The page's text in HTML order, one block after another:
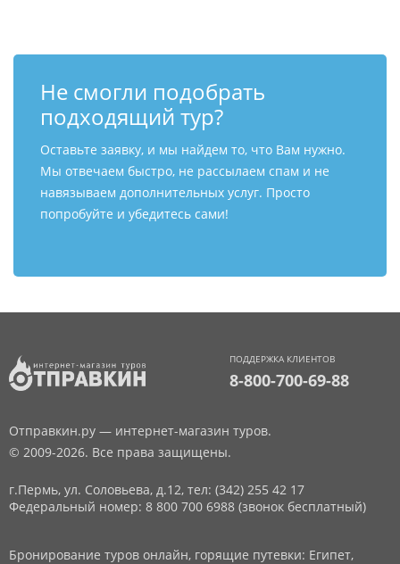
Не смогли подобрать
подходящий тур?
Оставьте заявку, и мы найдем то, что Вам нужно.
Мы отвечаем быстро, не рассылаем спам и не
навязываем дополнительных услуг. Просто
попробуйте и убедитесь сами!
ПОДДЕРЖКА КЛИЕНТОВ
8-800-700-69-88
Отправкин.ру — интернет-магазин туров.
© 2009-2026. Все права защищены.
г.Пермь, ул. Соловьева, д.12, тел: (342) 255 42 17
Федеральный номер: 8 800 700 6988 (звонок бесплатный)
Бронирование туров онлайн, горящие путевки: Египет,